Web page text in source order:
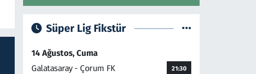
Süper Lig Fikstür
14 Ağustos, Cuma
Galatasaray - Çorum FK
21:30